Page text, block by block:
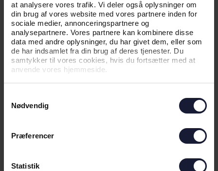
at analysere vores trafik. Vi deler også oplysninger om
din brug af vores website med vores partnere inden for
sociale medier, annonceringspartnere og
analysepartnere. Vores partnere kan kombinere disse
data med andre oplysninger, du har givet dem, eller som
de har indsamlet fra din brug af deres tjenester. Du
samtykker til vores cookies, hvis du fortsætter med at
anvende vores hjemmeside.
Nødvendig
Præferencer
Statistik
07.08.2026
MULIGE EUROPÆISKE